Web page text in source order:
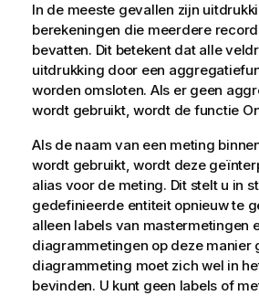
In de meeste gevallen zijn
berekeningen die meerdere
bevatten. Dit betekent dat alle
uitdrukking door een
worden omsloten. Als er geen
wordt gebruikt, wordt de functie
Als de naam van een meting
wordt gebruikt, wordt deze
alias voor de meting. Dit stelt u in
gedefinieerde entiteit opnieuw te
alleen labels van mastermetingen
diagrammetingen op deze manier
diagrammeting moet zich wel in
bevinden. U kunt geen labels of